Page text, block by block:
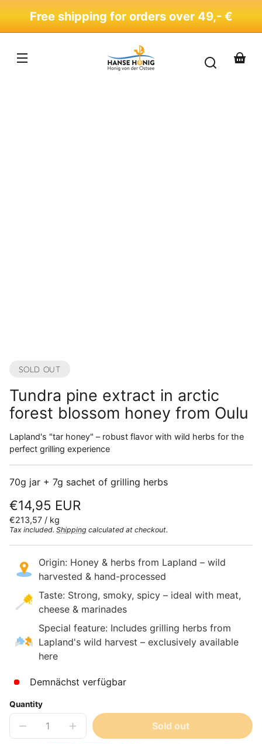
contentFree shipping for orders over 49,- €
SOLD OUT
Tundra pine extract in arctic
forest blossom honey from Oulu
Lapland's "tar honey" – robust flavor with wild herbs for the
perfect grilling experience
70g jar + 7g sachet of grilling herbs
Regular
price
€14,95 EUR
Unit
price
€213,57 / per
kg
Tax included. Shipping calculated at checkout.
Origin: Honey & herbs from Lapland – wild
harvested & hand-processed
Taste: Strong, smoky, spicy – ​​ideal with meat,
cheese & marinades
Special feature: Includes grilling herbs from
Lapland's wild harvest – exclusively available
here
Demnächst verfügbar
Quantity
Decrease
quantity
Increase
quantity
Sold out